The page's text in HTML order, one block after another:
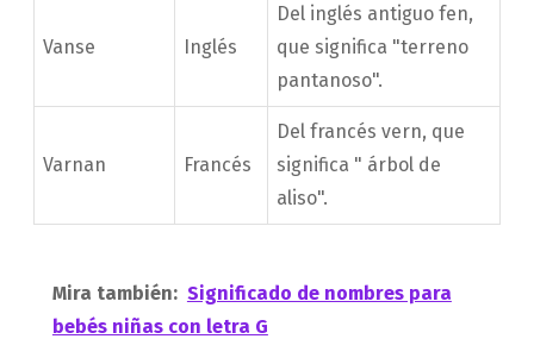
Vanse Inglés
Del inglés antiguo fen,
que significa "terreno
pantanoso".
Varnan Francés
Del francés vern, que
significa " árbol de
aliso".
Mira también: Significado de nombres para
bebés niñas con letra G